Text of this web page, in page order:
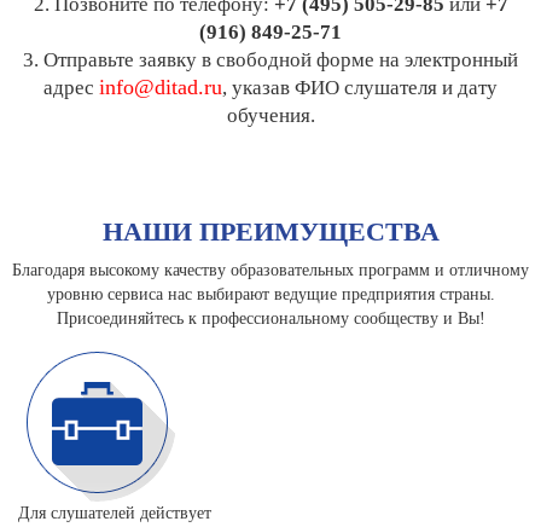
(916) 849-25-71
3. Отправьте заявку в свободной форме на электронный
адрес info@ditad.ru, указав ФИО слушателя и дату
обучения.
НАШИ ПРЕИМУЩЕСТВА
Благодаря высокому качеству образовательных программ и отличному
уровню сервиса нас выбирают ведущие предприятия страны.
Присоединяйтесь к профессиональному сообществу и Вы!
Для слушателей действует